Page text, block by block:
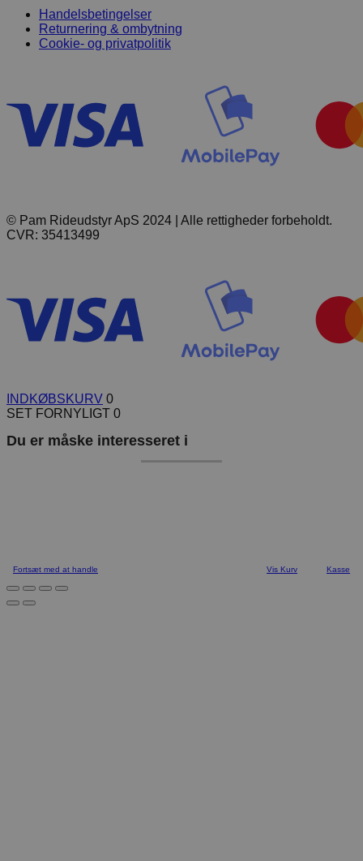
Handelsbetingelser
Returnering & ombytning
Cookie- og privatpolitik
© Pam Rideudstyr ApS 2024 | Alle rettigheder forbeholdt.
CVR: 35413499
INDKØBSKURV 0
SET FORNYLIGT 0
Du er måske interesseret i
Fortsæt med at handle Vis Kurv Kasse